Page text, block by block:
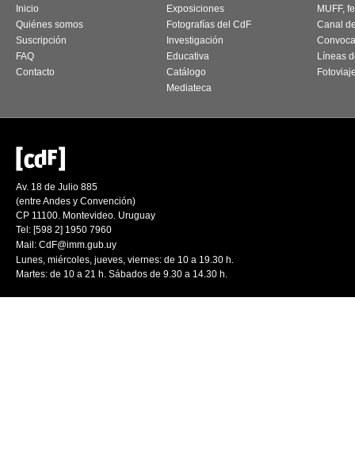
Inicio
Quiénes somos
Suscripción
FAQ
Contacto
Exposiciones
Fotografías del CdF
Investigación
Educativa
Catálogo
Mediateca
MUFF,
Canal
Líneas
Av. 18 de Julio 885
(entre Andes y Convención)
CP 11100. Montevideo. Uruguay
Tel: [598 2] 1950 7960
Mail: CdF@imm.gub.uy
Lunes, miércoles, jueves, viernes: de 10 a 19.30 h.
Martes: de 10 a 21 h. Sábados de 9.30 a 14.30 h.